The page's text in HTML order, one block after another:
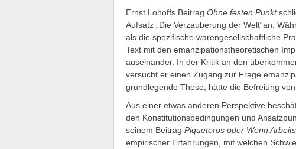
Ernst Lohoffs Beitrag Ohne festen Punkt
Aufsatz „Die Verzauberung der Welt“an.
als die spezifische warengesellschaftliche
Text mit den emanzipationstheoretischen
auseinander. In der Kritik an den
versucht er einen Zugang zur Frage
grundlegende These, hätte die Befreiung
Aus einer etwas anderen Perspektive
den Konstitutionsbedingungen und
seinem Beitrag Piqueteros oder Wenn
empirischer Erfahrungen, mit welchen